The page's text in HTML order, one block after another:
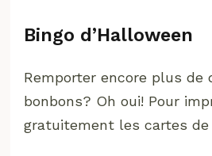
Bingo d’Halloween
Remporter encore plus de
bonbons? Oh oui! Pour
gratuitement les cartes de